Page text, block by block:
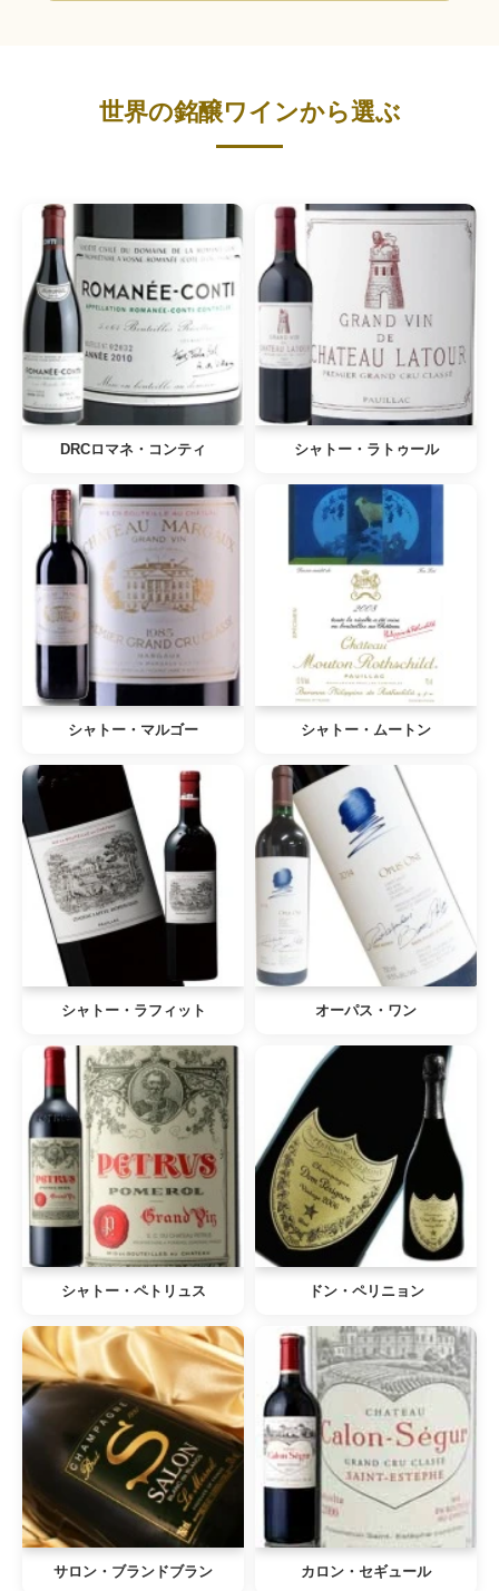
世界の銘醸ワインから選ぶ
DRCロマネ・コンティ シャトー・ラトゥール
シャトー・マルゴー シャトー・ムートン
シャトー・ラフィット オーパス・ワン
シャトー・ペトリュス ドン・ペリニョン
サロン・ブランドブラン カロン・セギュール